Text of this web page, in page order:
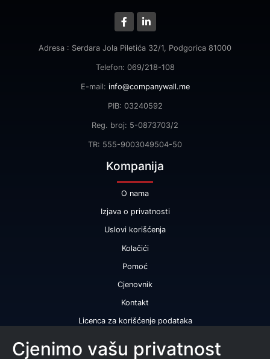
Adresa : Serdara Jola Piletića 32/1, Podgorica 81000
Telefon: 069/218-108
E-mail: info@companywall.me
PIB: 03240592
Reg. broj: 5-0873703/2
TR: 555-9003049504-50
Kompanija
O nama
Izjava o privatnosti
Uslovi korišćenja
Kolačići
Pomoć
Cjenovnik
Kontakt
Licenca za korišćenje podataka
Naše usluge
Cjenimo vašu privatnost